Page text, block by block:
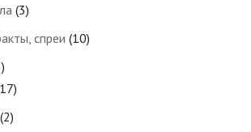
(3)
спреи (10)
(2)